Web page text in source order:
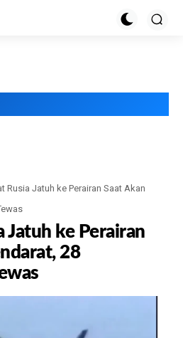
Rusia Jatuh ke Perairan Saat Akan
Jatuh ke Perairan
28